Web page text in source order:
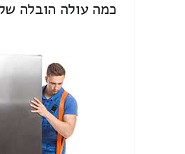
כמה עולה הובלה